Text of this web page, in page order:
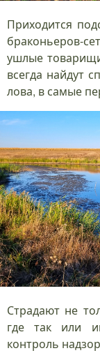
Приходится
браконьеров-
ушлые
всегда найдут
лова, в самые
Страдают не
где так или
контроль